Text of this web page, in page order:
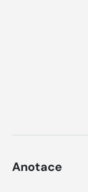
Anotace